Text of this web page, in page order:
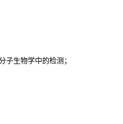
生物学中的检测；